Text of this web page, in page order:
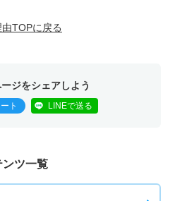
TOPに戻る
ジをシェアしよう
ト LINEで送る
ンツ一覧